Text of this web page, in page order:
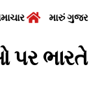
મારું
પર ભારતે